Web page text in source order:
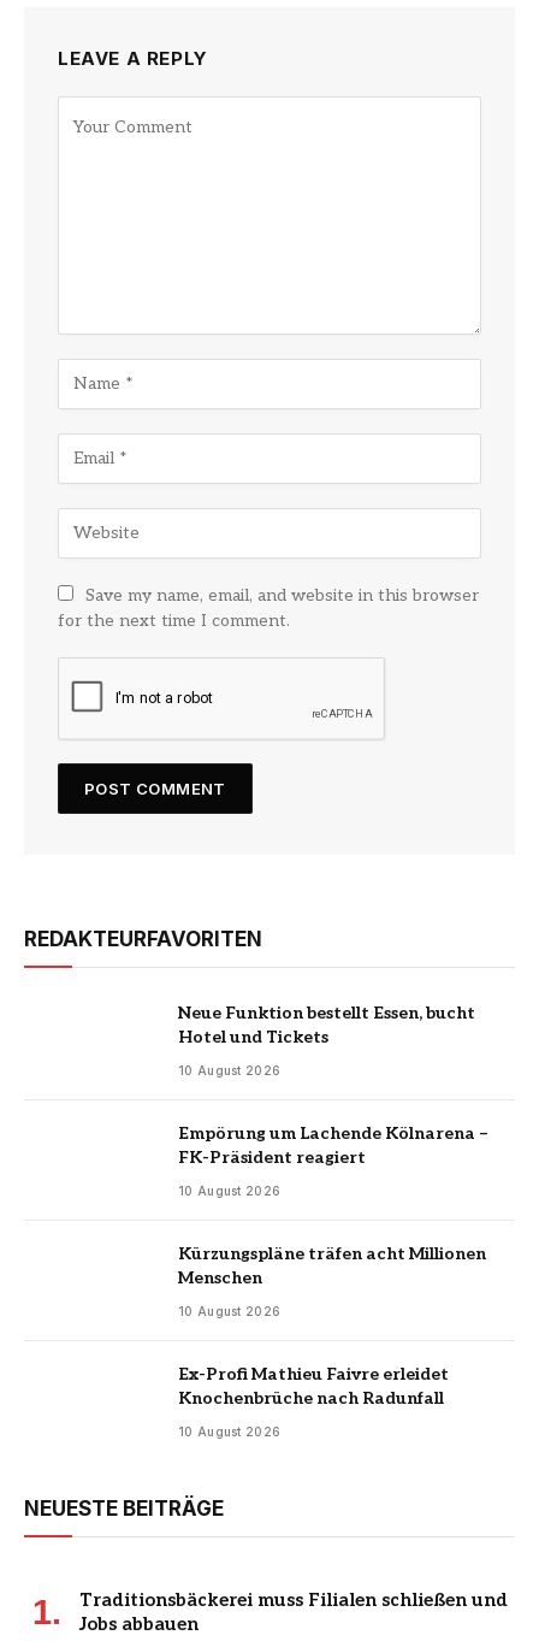
LEAVE A REPLY
Save my name, email, and website in this browser
for the next time I comment.
REDAKTEURFAVORITEN
Neue Funktion bestellt Essen, bucht
Hotel und Tickets
10 August 2026
Empörung um Lachende Kölnarena –
FK-Präsident reagiert
10 August 2026
Kürzungspläne träfen acht Millionen
Menschen
10 August 2026
Ex-Profi Mathieu Faivre erleidet
Knochenbrüche nach Radunfall
10 August 2026
NEUESTE BEITRÄGE
Traditionsbäckerei muss Filialen schließen und
Jobs abbauen